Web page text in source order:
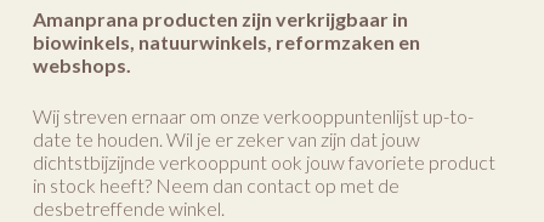
Amanprana producten zijn verkrijgbaar in
biowinkels, natuurwinkels, reformzaken en
webshops.
Wij streven ernaar om onze verkooppuntenlijst up-to-
date te houden. Wil je er zeker van zijn dat jouw
dichtstbijzijnde verkooppunt ook jouw favoriete product
in stock heeft? Neem dan contact op met de
desbetreffende winkel.